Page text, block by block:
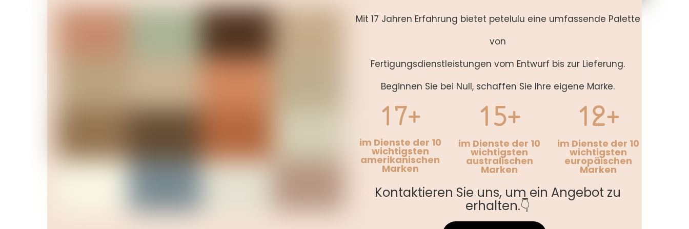
Mit 17 Jahren Erfahrung bietet petelulu eine umfassende Palette
von
Fertigungsdienstleistungen vom Entwurf bis zur Lieferung.
Beginnen Sie bei Null, schaffen Sie Ihre eigene Marke.
17+
im Dienste der 10
wichtigsten
amerikanischen
Marken
15+
im Dienste der 10
wichtigsten
australischen
Marken
12+
im Dienste der 10
wichtigsten
europäischen
Marken
Kontaktieren Sie uns, um ein Angebot zu
erhalten.👇